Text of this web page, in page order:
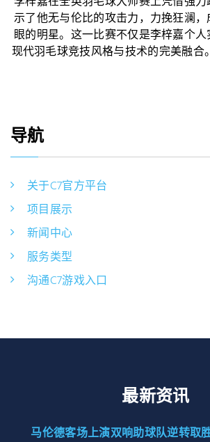
示了他无与伦比的攻击力，力挽狂澜
眼的明星。这一比赛不仅是李梓嘉个
现代羽毛球竞技风格与技术的完美融合
导航
关于C7官方平台
项目展示
新闻中心
服务类型
沟通C7游戏入口
最新资讯
马伦德客场上演双响助球队逆转取